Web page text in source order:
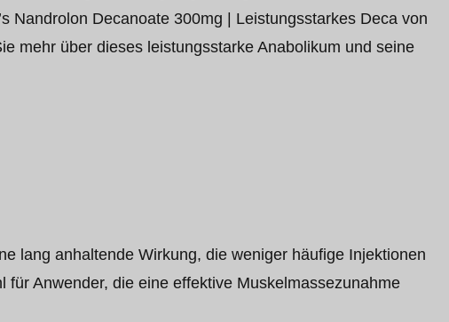
Nandrolon Decanoate 300mg | Leistungsstarkes Deca von
mehr über dieses leistungsstarke Anabolikum und seine
lang anhaltende Wirkung, die weniger häufige Injektionen
Anwender, die eine effektive Muskelmassezunahme